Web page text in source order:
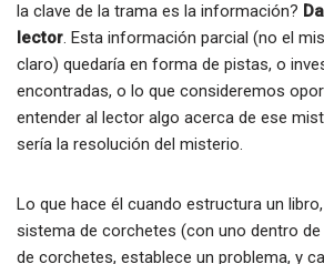
la clave de la trama es la información?
lector. Esta información parcial (no el
claro) quedaría en forma de pistas, o
encontradas, o lo que consideremos
entender al lector algo acerca de ese
sería la resolución del misterio.
Lo que hace él cuando estructura un
sistema de corchetes (con uno dentro
de corchetes, establece un problema, y